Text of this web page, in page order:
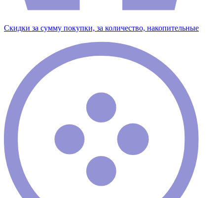
Скидки за сумму покупки, за количество, накопительные